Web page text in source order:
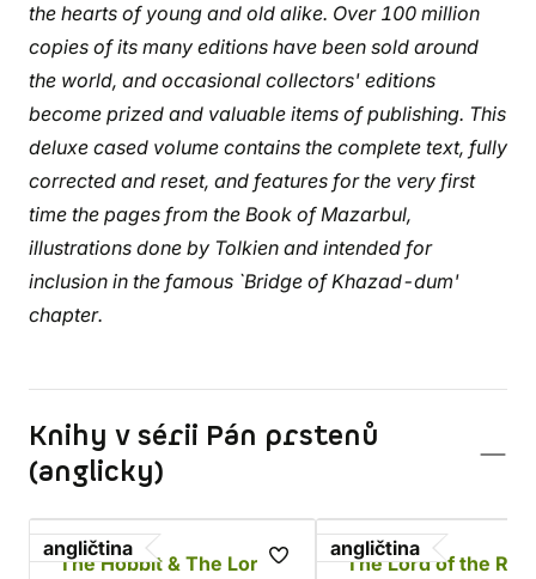
the hearts of young and old alike. Over 100 million
copies of its many editions have been sold around
the world, and occasional collectors' editions
become prized and valuable items of publishing. This
deluxe cased volume contains the complete text, fully
corrected and reset, and features for the very first
time the pages from the Book of Mazarbul,
illustrations done by Tolkien and intended for
inclusion in the famous `Bridge of Khazad-dum'
chapter.
Knihy v sérii Pán prstenů
(anglicky)
angličtina
The Hobbit & The Lord
angličtina
The Lord of the